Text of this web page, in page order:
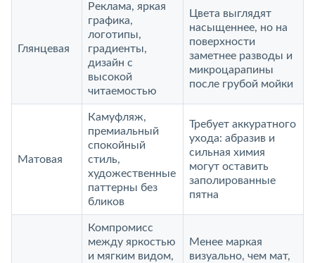
Глянцевая
Реклама, яркая
графика,
логотипы,
градиенты,
дизайн с
высокой
читаемостью
Цвета выглядят
насыщеннее, но на
поверхности
заметнее разводы и
микроцарапины
после грубой мойки
Матовая
Камуфляж,
премиальный
спокойный
стиль,
художественные
паттерны без
бликов
Требует аккуратного
ухода: абразив и
сильная химия
могут оставить
заполированные
пятна
Компромисс
между яркостью
и мягким видом,
Менее маркая
визуально, чем мат,